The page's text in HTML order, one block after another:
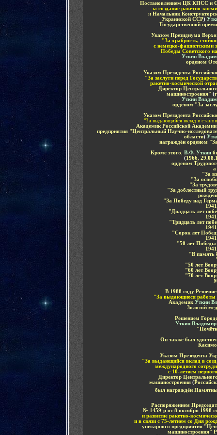
Постановлением ЦК КПСС и
за создание ракетно-
и Начальник
Украинской ССР)
Государственной
Указом Президиума
"За храбрость,
с немецко-фашистскими
Победы Советского
Уткин
орденом
Указом Президента
"За заслуги перед
ракетно-космической
Директор
машиностроения" (
Уткин
орденом "За
Указом Президента
"За выдающийся вклад в
Академик Российской Академии
предприятия "Центральный Научно-
области)
награждён орденом
Кроме этого
В.Ф. Уткин
(1966,
орденом
а
"За
"За
"За
"За доблестный
"За Победу над
"Двадцать лет
"Тридцать лет
"Сорок лет
"50 лет Победы
"В память
"50 лет
"60 лет
"70 лет
В 1988 году
"За выдающиеся работы
Академик Уткин
Золотой
Решением
Уткин
Он также был
Указом Президента
"За выдающийся вклад в
международного
с 10-летием
Директор
машиностроения (
был награждён
Распоряжением
№ 1459-р от 8 октября 1998
и развитие ракетно-
и в связи с 75-летием со Дня
унитарного предприятия
машиностроения"